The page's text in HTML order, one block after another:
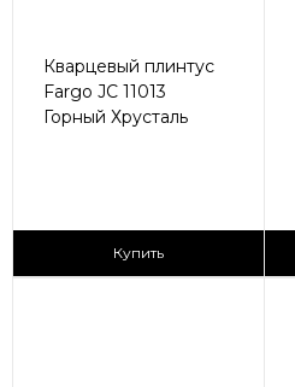
Кварцевый плинтус
Fargo JC 11013
Горный Хрусталь
Купить